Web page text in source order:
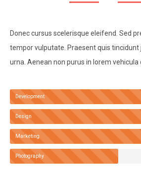
Donec cursus scelerisque eleifend. Sed
tempor vulputate. Praesent quis
urna. Aenean non purus in lorem vehicula
Development
Design
Marketing
Photography